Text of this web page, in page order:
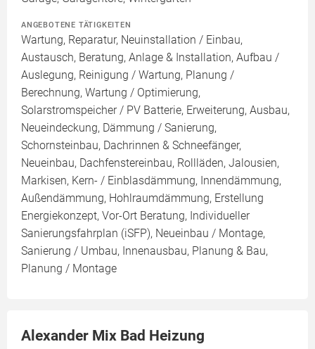
ANGEBOTENE TÄTIGKEITEN
Wartung, Reparatur, Neuinstallation / Einbau,
Austausch, Beratung, Anlage & Installation, Aufbau /
Auslegung, Reinigung / Wartung, Planung /
Berechnung, Wartung / Optimierung,
Solarstromspeicher / PV Batterie, Erweiterung, Ausbau,
Neueindeckung, Dämmung / Sanierung,
Schornsteinbau, Dachrinnen & Schneefänger,
Neueinbau, Dachfenstereinbau, Rollläden, Jalousien,
Markisen, Kern- / Einblasdämmung, Innendämmung,
Außendämmung, Hohlraumdämmung, Erstellung
Energiekonzept, Vor-Ort Beratung, Individueller
Sanierungsfahrplan (iSFP), Neueinbau / Montage,
Sanierung / Umbau, Innenausbau, Planung & Bau,
Planung / Montage
Alexander Mix Bad Heizung